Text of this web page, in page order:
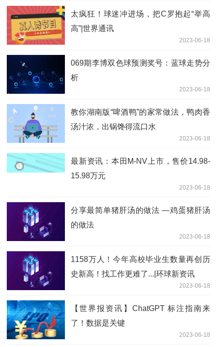
太疯狂！球迷冲进场，把C罗抱起“举高
高”|世界通讯
2023-06-18
069期李博双色球预测奖号：蓝球走势分
析
2023-06-18
教你湖南版“啤酒鸭”的家常做法，鸭肉香
汤汁浓，出锅馋得流口水
2023-06-18
最新资讯：本田M-NV上市，售价14.98-
15.98万元
2023-06-18
分享最简单猪肝汤的做法 —鸡蛋猪肝汤
的做法
2023-06-18
1158万人！今年高校毕业生数量再创历
史新高！找工作更难了...|环球新资讯
2023-06-18
【世界报资讯】ChatGPT 标注指南来
了！数据是关键
2023-06-18